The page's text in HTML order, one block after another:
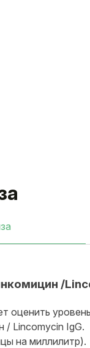
/
оценить
/ Lincomycin IgG.
на миллилитр).